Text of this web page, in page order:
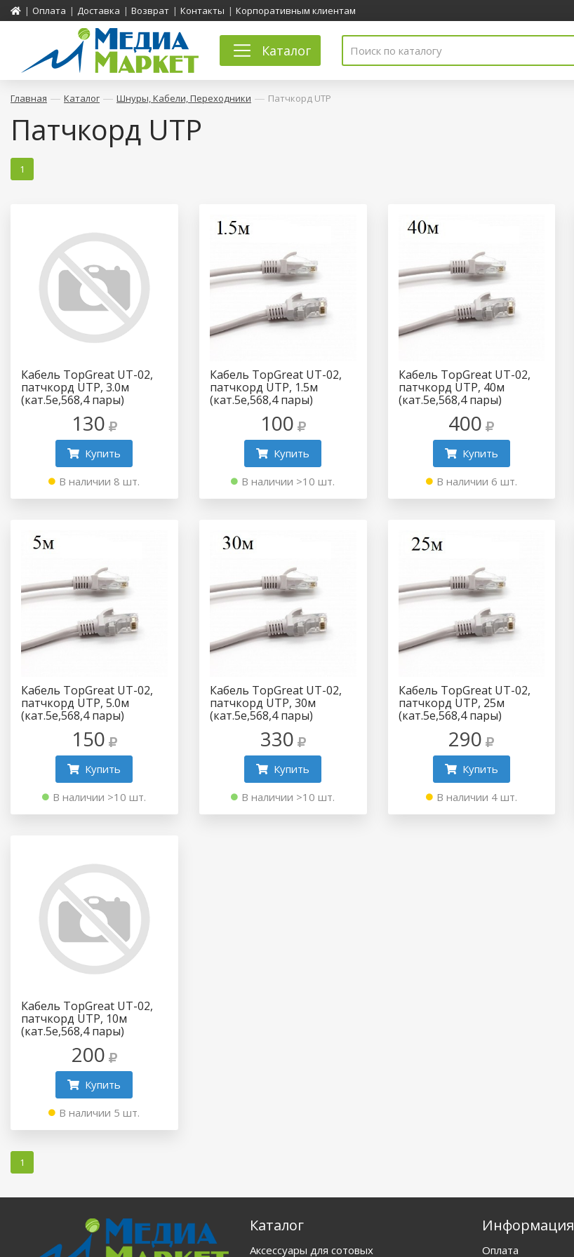
| Оплата | Доставка | Возврат | Контакты | Корпоративным клиентам
Каталог
Главная — Каталог — Шнуры, Кабели, Переходники — Патчкорд UTP
Патчкорд UTP
1
Кабель TopGreat UT-02,
патчкорд UTP, 3.0м
(кат.5e,568,4 пары)
130
Купить
В наличии 8 шт.
Кабель TopGreat UT-02,
патчкорд UTP, 1.5м
(кат.5e,568,4 пары)
100
Купить
В наличии >10 шт.
Кабель TopGreat UT-02,
патчкорд UTP, 40м
(кат.5e,568,4 пары)
400
Купить
В наличии 6 шт.
Кабель TopGreat UT-02,
патчкорд UTP, 5.0м
(кат.5e,568,4 пары)
150
Купить
В наличии >10 шт.
Кабель TopGreat UT-02,
патчкорд UTP, 30м
(кат.5e,568,4 пары)
330
Купить
В наличии >10 шт.
Кабель TopGreat UT-02,
патчкорд UTP, 25м
(кат.5e,568,4 пары)
290
Купить
В наличии 4 шт.
Кабель TopGreat UT-02,
патчкорд UTP, 10м
(кат.5e,568,4 пары)
200
Купить
В наличии 5 шт.
1
Каталог
Аксессуары для сотовых
Информация
Оплата